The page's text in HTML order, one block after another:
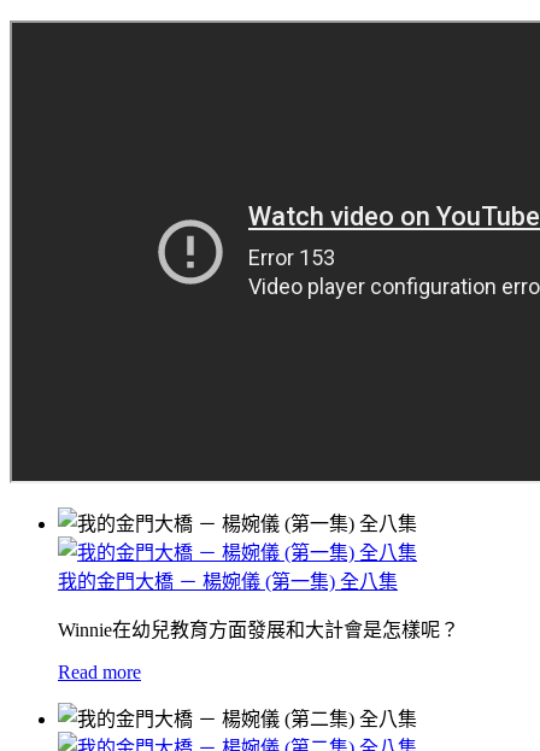
我的金門大橋 － 楊婉儀 (第一集) 全八集
Winnie在幼兒教育方面發展和大計會是怎樣呢？
Read more